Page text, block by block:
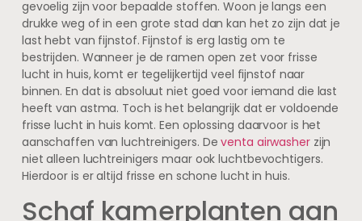
gevoelig zijn voor bepaalde stoffen. Woon je langs een
drukke weg of in een grote stad dan kan het zo zijn dat je
last hebt van fijnstof. Fijnstof is erg lastig om te
bestrijden. Wanneer je de ramen open zet voor frisse
lucht in huis, komt er tegelijkertijd veel fijnstof naar
binnen. En dat is absoluut niet goed voor iemand die last
heeft van astma. Toch is het belangrijk dat er voldoende
frisse lucht in huis komt. Een oplossing daarvoor is het
aanschaffen van luchtreinigers. Deventa airwasherzijn
niet alleen luchtreinigers maar ook luchtbevochtigers.
Hierdoor is er altijd frisse en schone lucht in huis.
Schaf kamerplanten aan